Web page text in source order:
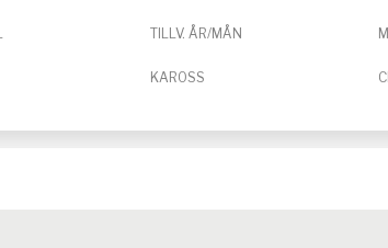
TILLV. ÅR/MÅN
KAROSS